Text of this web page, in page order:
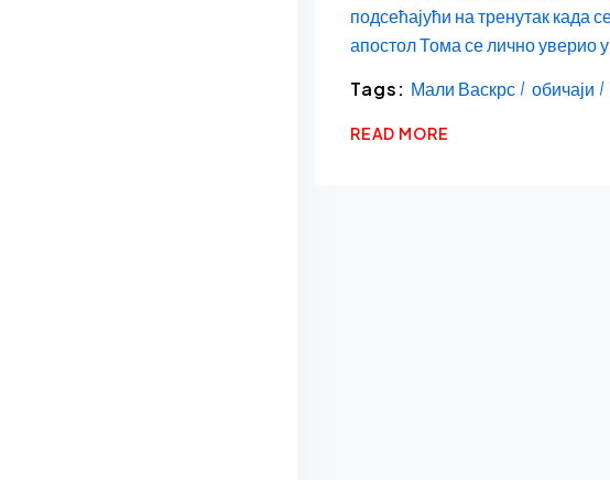
подсећајући на тренутак када
апостол Тома се лично уверио
Tags: Мали Васкрс обичаји
READ MORE